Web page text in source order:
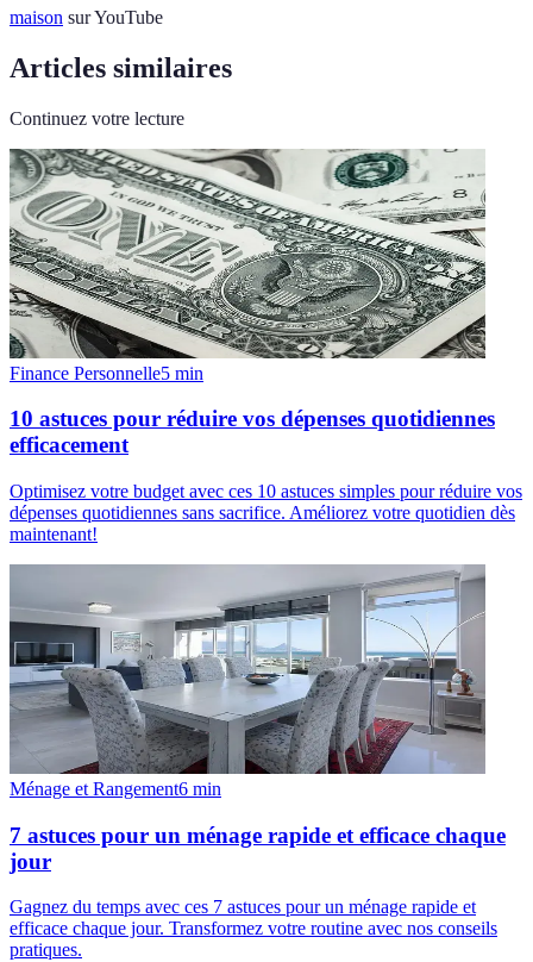
maison sur YouTube
Articles similaires
Continuez votre lecture
Finance Personnelle5 min
10 astuces pour réduire vos dépenses quotidiennes
efficacement
Optimisez votre budget avec ces 10 astuces simples pour réduire vos
dépenses quotidiennes sans sacrifice. Améliorez votre quotidien dès
maintenant!
Ménage et Rangement6 min
7 astuces pour un ménage rapide et efficace chaque
jour
Gagnez du temps avec ces 7 astuces pour un ménage rapide et
efficace chaque jour. Transformez votre routine avec nos conseils
pratiques.